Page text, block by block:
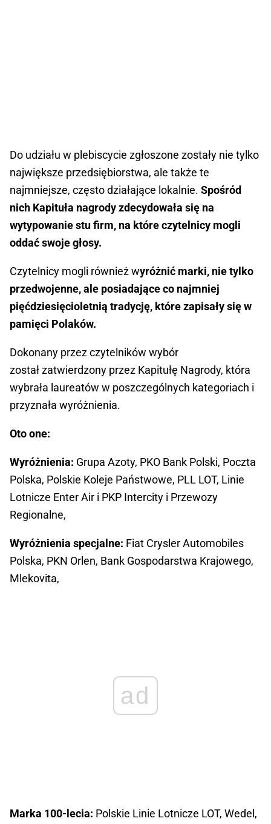
Do udziału w plebiscycie zgłoszone zostały nie tylko
największe przedsiębiorstwa, ale także te
najmniejsze, często działające lokalnie. Spośród
nich Kapituła nagrody zdecydowała się na
wytypowanie stu firm, na które czytelnicy mogli
oddać swoje głosy.
Czytelnicy mogli również wyróżnić marki, nie tylko
przedwojenne, ale posiadające co najmniej
pięćdziesięcioletnią tradycję, które zapisały się w
pamięci Polaków.
Dokonany przez czytelników wybór
został zatwierdzony przez Kapitułę Nagrody, która
wybrała laureatów w poszczególnych kategoriach i
przyznała wyróżnienia.
Oto one:
Wyróżnienia: Grupa Azoty, PKO Bank Polski, Poczta
Polska, Polskie Koleje Państwowe, PLL LOT, Linie
Lotnicze Enter Air i PKP Intercity i Przewozy
Regionalne,
Wyróżnienia specjalne: Fiat Crysler Automobiles
Polska, PKN Orlen, Bank Gospodarstwa Krajowego,
Mlekovita,
ad
Marka 100-lecia: Polskie Linie Lotnicze LOT, Wedel,